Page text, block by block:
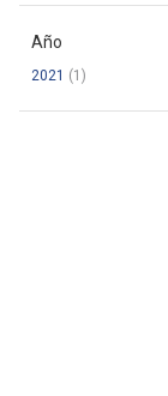
Año
2021 (1)